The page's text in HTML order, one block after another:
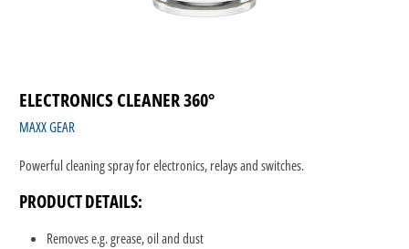
ELECTRONICS CLEANER 360°
MAXX GEAR
Powerful cleaning spray for electronics, relays and switches.
PRODUCT DETAILS:
Removes e.g. grease, oil and dust